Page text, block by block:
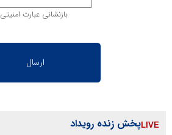
بازنشانی عبارت امنیتی
پخش زنده رویداد